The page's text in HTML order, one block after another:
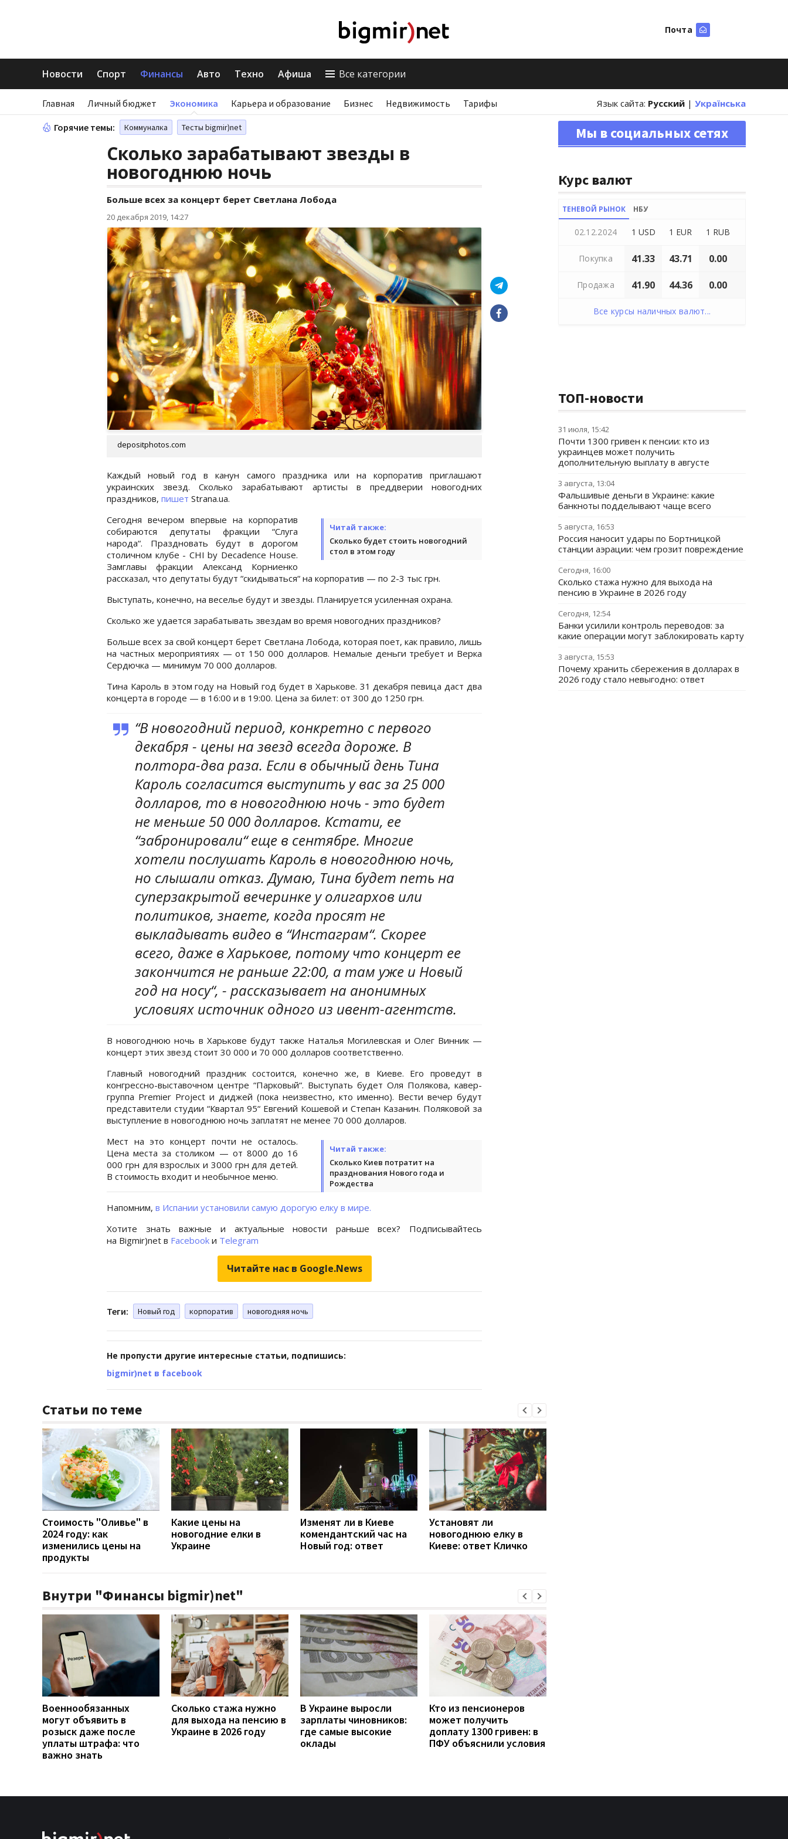
Почта
Новости Спорт Финансы Авто Техно Афиша Все категории
Главная Личный бюджет Экономика Карьера и образование Бизнес Недвижимость Тарифы Язык сайта: Русский | Українська
Горячие темы: Коммуналка Тесты bigmir)net
Сколько зарабатывают звезды в
новогоднюю ночь
Больше всех за концерт берет Светлана Лобода
20 декабря 2019, 14:27
depositphotos.com
Каждый новый год в канун самого праздника или на корпоратив приглашают
украинских звезд. Сколько зарабатывают артисты в преддверии новогодних
праздников, пишет Strana.ua.
Читай также:
Сколько будет стоить новогодний
стол в этом году
Сегодня вечером впервые на корпоратив
собираются депутаты фракции “Слуга
народа“. Праздновать будут в дорогом
столичном клубе - CHI by Decadence House.
Замглавы фракции Александ Корниенко
рассказал, что депутаты будут “скидываться“ на корпоратив — по 2-3 тыс грн.
Выступать, конечно, на веселье будут и звезды. Планируется усиленная охрана.
Сколько же удается зарабатывать звездам во время новогодних праздников?
Больше всех за свой концерт берет Светлана Лобода, которая поет, как правило, лишь
на частных мероприятиях — от 150 000 долларов. Немалые деньги требует и Верка
Сердючка — минимум 70 000 долларов.
Тина Кароль в этом году на Новый год будет в Харькове. 31 декабря певица даст два
концерта в городе — в 16:00 и в 19:00. Цена за билет: от 300 до 1250 грн.
“В новогодний период, конкретно с первого
декабря - цены на звезд всегда дороже. В
полтора-два раза. Если в обычный день Тина
Кароль согласится выступить у вас за 25 000
долларов, то в новогоднюю ночь - это будет
не меньше 50 000 долларов. Кстати, ее
“забронировали“ еще в сентябре. Многие
хотели послушать Кароль в новогоднюю ночь,
но слышали отказ. Думаю, Тина будет петь на
суперзакрытой вечеринке у олигархов или
политиков, знаете, когда просят не
выкладывать видео в “Инстаграм“. Скорее
всего, даже в Харькове, потому что концерт ее
закончится не раньше 22:00, а там уже и Новый
год на носу“, - рассказывает на анонимных
условиях источник одного из ивент-агентств.
В новогоднюю ночь в Харькове будут также Наталья Могилевская и Олег Винник —
концерт этих звезд стоит 30 000 и 70 000 долларов соответственно.
Главный новогодний праздник состоится, конечно же, в Киеве. Его проведут в
конгрессно-выставочном центре “Парковый“. Выступать будет Оля Полякова, кавер-
группа Premier Project и диджей (пока неизвестно, кто именно). Вести вечер будут
представители студии “Квартал 95“ Евгений Кошевой и Степан Казанин. Поляковой за
выступление в новогоднюю ночь заплатят не менее 70 000 долларов.
Читай также:
Сколько Киев потратит на
празднования Нового года и
Рождества
Мест на это концерт почти не осталось.
Цена места за столиком — от 8000 до 16
000 грн для взрослых и 3000 грн для детей.
В стоимость входит и необычное меню.
Напомним, в Испании установили самую дорогую елку в мире.
Хотите знать важные и актуальные новости раньше всех? Подписывайтесь
на Bigmir)net в Facebook и Telegram
Читайте нас в Google.News
Теги: Новый год корпоратив новогодняя ночь
Не пропусти другие интересные статьи, подпишись:
bigmir)net в facebook
Статьи по теме
Стоимость "Оливье" в
2024 году: как
изменились цены на
продукты
Какие цены на
новогодние елки в
Украине
Изменят ли в Киеве
комендантский час на
Новый год: ответ
Установят ли
новогоднюю елку в
Киеве: ответ Кличко
Внутри "Финансы bigmir)net"
Военнообязанных
могут объявить в
розыск даже после
уплаты штрафа: что
важно знать
Сколько стажа нужно
для выхода на пенсию в
Украине в 2026 году
В Украине выросли
зарплаты чиновников:
где самые высокие
оклады
Кто из пенсионеров
может получить
доплату 1300 гривен: в
ПФУ объяснили условия
Мы в социальных сетях
Курс валют
ТЕНЕВОЙ РЫНОК НБУ
02.12.2024 1 USD 1 EUR 1 RUB
Покупка 41.33 43.71 0.00
Продажа 41.90 44.36 0.00
Все курсы наличных валют...
ТОП-новости
31 июля, 15:42
Почти 1300 гривен к пенсии: кто из
украинцев может получить
дополнительную выплату в августе
3 августа, 13:04
Фальшивые деньги в Украине: какие
банкноты подделывают чаще всего
5 августа, 16:53
Россия наносит удары по Бортницкой
станции аэрации: чем грозит повреждение
Сегодня, 16:00
Сколько стажа нужно для выхода на
пенсию в Украине в 2026 году
Сегодня, 12:54
Банки усилили контроль переводов: за
какие операции могут заблокировать карту
3 августа, 15:53
Почему хранить сбережения в долларах в
2026 году стало невыгодно: ответ